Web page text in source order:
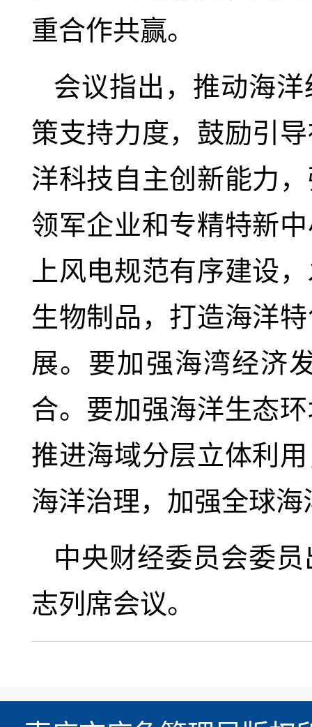
重合作共赢。
会议指出，推动海
策支持力度，鼓励引
洋科技自主创新能力
领军企业和专精特新
上风电规范有序建设
生物制品，打造海洋
展。要加强海湾经济
合。要加强海洋生态
推进海域分层立体利
海洋治理，加强全球
中央财经委员会委
志列席会议。